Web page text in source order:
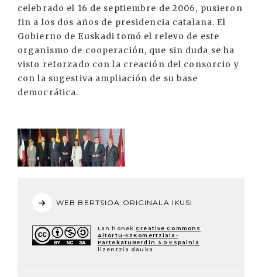
celebrado el 16 de septiembre de 2006, pusieron
fin a los dos años de presidencia catalana. El
Gobierno de Euskadi tomó el relevo de este
organismo de cooperación, que sin duda se ha
visto reforzado con la creación del consorcio y
con la sugestiva ampliación de su base
democrática.
WEB BERTSIOA ORIGINALA IKUSI
Lan honek Creative Commons
Aitortu-EzKomertziala-
PartekatuBerdin 3.0 Espainia
lizentzia dauka.